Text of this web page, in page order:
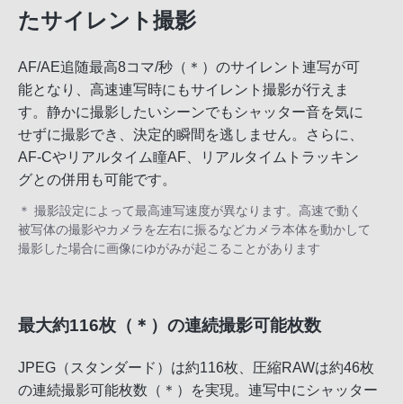
たサイレント撮影
AF/AE追随最高8コマ/秒（＊）のサイレント連写が可
能となり、高速連写時にもサイレント撮影が行えま
す。静かに撮影したいシーンでもシャッター音を気に
せずに撮影でき、決定的瞬間を逃しません。さらに、
AF-Cやリアルタイム瞳AF、リアルタイムトラッキン
グとの併用も可能です。
＊ 撮影設定によって最高連写速度が異なります。高速で動く
被写体の撮影やカメラを左右に振るなどカメラ本体を動かして
撮影した場合に画像にゆがみが起こることがあります
最大約116枚（＊）の連続撮影可能枚数
JPEG（スタンダード）は約116枚、圧縮RAWは約46枚
の連続撮影可能枚数（＊）を実現。連写中にシャッター